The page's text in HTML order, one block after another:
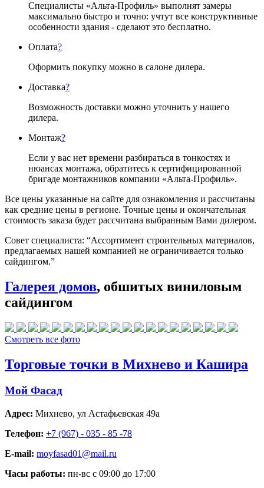
Специалисты «Альта-Профиль» выполнят замеры
максимально быстро и точно: учтут все конструктивные
особенности здания - сделают это бесплатно.
Оплата?
Оформить покупку можно в салоне дилера.
Доставка?
Возможность доставки можно уточнить у нашего
дилера.
Монтаж?
Если у вас нет времени разбираться в тонкостях и
нюансах монтажа, обратитесь к сертифицированной
бригаде монтажников компании «Альта-Профиль».
Все цены указанные на сайте для ознакомления и рассчитаны
как средние цены в регионе. Точные цены и окончательная
стоимость заказа будет рассчитана выбранным Вами дилером.
Совет специалиста: “Ассортимент строительных материалов,
предлагаемых нашей компанией не ограничивается только
сайдингом.”
Галерея домов, обшитых виниловым
сайдингом
Смотреть все фото
Торговые точки в Михнево и Кашира
Мой Фасад
Адрес: Михнево, ул Астафьевская 49а
Телефон: +7 (967) - 035 - 85 -78
E-mail: moyfasad01@mail.ru
Часы работы: пн-вс с 09:00 до 17:00